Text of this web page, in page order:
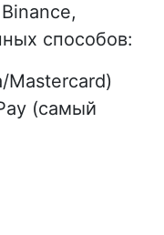
способов:
Mastercard)
(самый